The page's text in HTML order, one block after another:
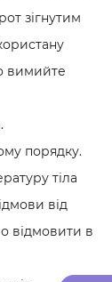
зігнутим
вимийте
порядку.
тіла
від
відмовити в